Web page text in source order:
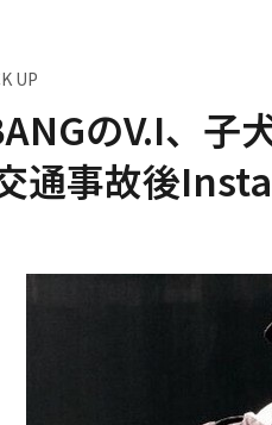
UP
のV.I、
通事故後